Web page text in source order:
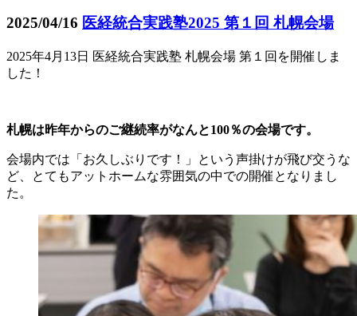
2025/04/16 医経統合実践塾2025 第１回 札幌会場
2025年4月13日 医経統合実践塾 札幌会場 第１回を開催しま
した！
札幌は昨年からのご継続率がなんと100％の会場です。
会場内では「お久しぶりです！」という声掛けが飛び交うな
ど、とてもアットホームな雰囲気の中での開催となりまし
た。